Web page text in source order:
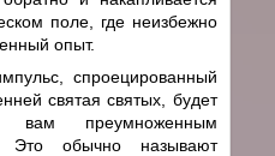
поле, где неизбежно
опыт.
спроецированный
святая святых, будет
вам преумноженным
Это обычно называют